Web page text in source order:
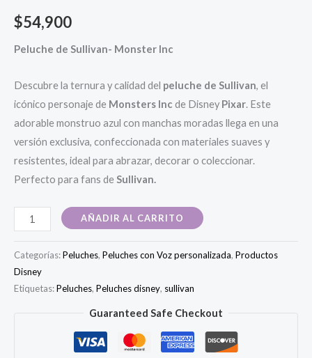
$54,900
Peluche de Sullivan- Monster Inc
Descubre la ternura y calidad del peluche de Sullivan, el
icónico personaje de Monsters Inc de Disney Pixar. Este
adorable monstruo azul con manchas moradas llega en una
versión exclusiva, confeccionada con materiales suaves y
resistentes, ideal para abrazar, decorar o coleccionar.
Perfecto para fans deSullivan.
Sullivan
Monster
Inc
cantidad
AÑADIR AL CARRITO
Categorías:Peluches, Peluches con Voz personalizada, Productos
Disney
Etiquetas:Peluches, Peluches disney, sullivan
Guaranteed Safe Checkout